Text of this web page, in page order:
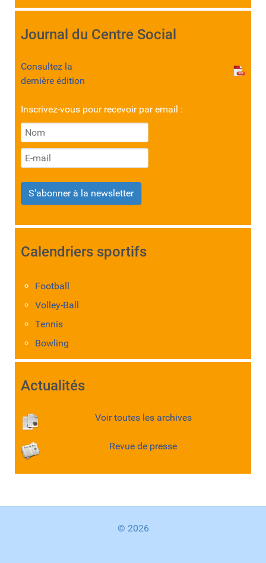
Journal du Centre Social
Consultez la
dernière édition
Inscrivez-vous pour recevoir par email :
S'abonner à la newsletter
Calendriers sportifs
Football
Volley-Ball
Tennis
Bowling
Actualités
Voir toutes les archives
Revue de presse
© 2026